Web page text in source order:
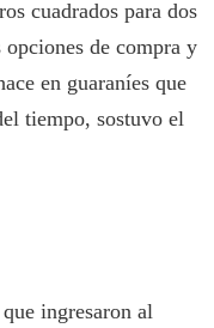
cuadrados para dos
opciones de compra y
en guaraníes que
tiempo, sostuvo el
ingresaron al